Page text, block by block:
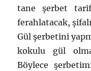
tane şerbet
ferahlatacak,
Gül şerbetini
kokulu gül
Böylece